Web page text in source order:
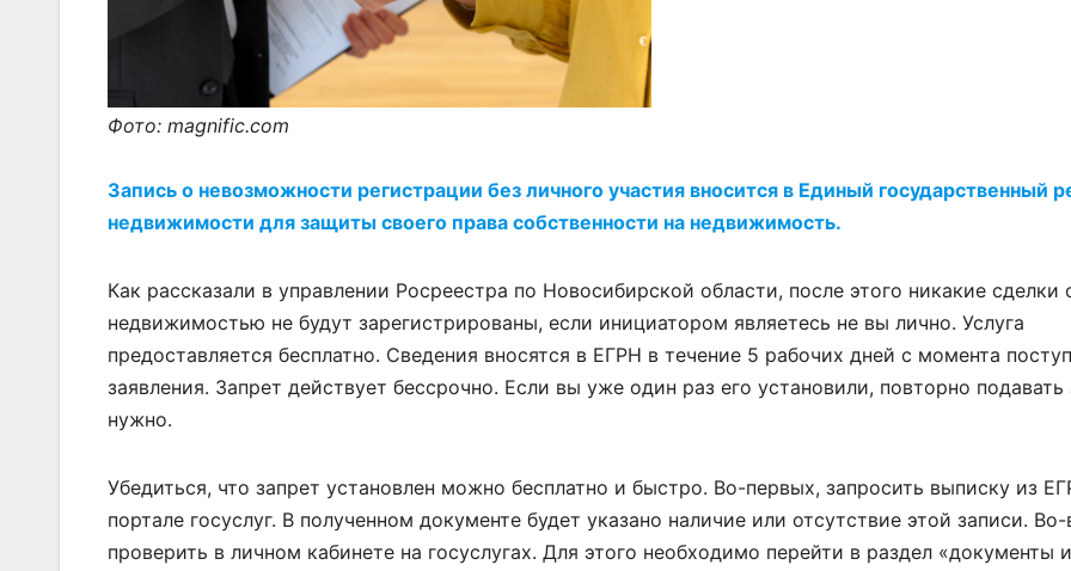
Фото: magnific.com
Запись о невозможности регистрации без личного участия вносится в Единый государственный
недвижимости для защиты своего права собственности на недвижимость.
Как рассказали в управлении Росреестра по Новосибирской области, после этого никакие сделки
недвижимостью не будут зарегистрированы, если инициатором являетесь не вы лично. Услуга
предоставляется бесплатно. Сведения вносятся в ЕГРН в течение 5 рабочих дней с момента
заявления. Запрет действует бессрочно. Если вы уже один раз его установили, повторно подавать
нужно.
Убедиться, что запрет установлен можно бесплатно и быстро. Во-первых, запросить выписку из
портале госуслуг. В полученном документе будет указано наличие или отсутствие этой записи.
проверить в личном кабинете на госуслугах. Для этого необходимо перейти в раздел «документы